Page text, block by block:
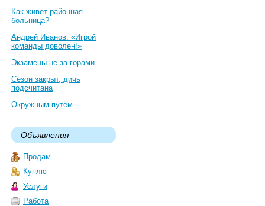
Как живет районная
больница?
Андрей Иванов: «Игрой
команды доволен!»
Экзамены не за горами
Сезон закрыт, дичь
подсчитана
Окружным путём
Объявления
Продам
Куплю
Услуги
Работа